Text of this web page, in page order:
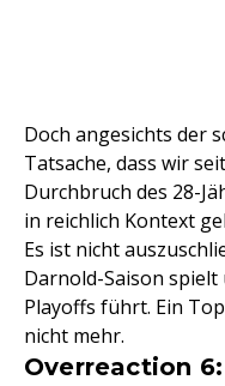
Doch angesichts der
Tatsache, dass wir
Durchbruch des 28-
in reichlich Kontext
Es ist nicht
Darnold-Saison
Playoffs führt. Ein
nicht mehr.
Overreaction